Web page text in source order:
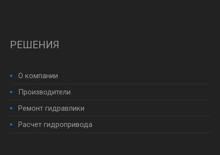
РЕШЕНИЯ
О компании
Производители
Ремонт гидравлики
Расчет гидропривода